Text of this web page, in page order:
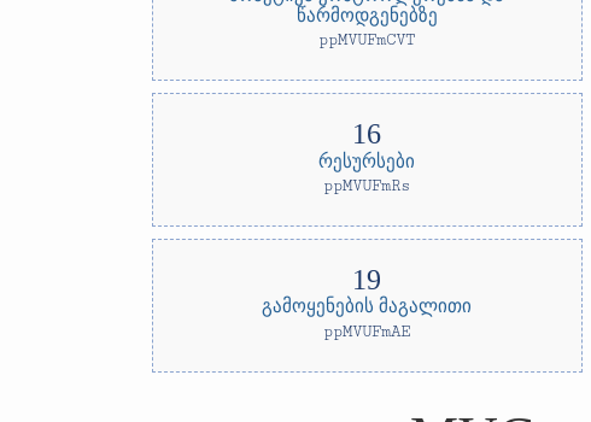
წარმოდგენებზე
ppMVUFmCVT
რესურსები
ppMVUFmRs
გამოყენების მაგალითი
ppMVUFmAE